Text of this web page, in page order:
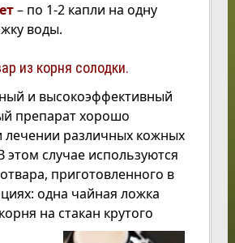
– по 1-2 капли на одну
воды.
из корня солодки.
и высокоэффективный
препарат хорошо
лечении различных кожных
этом случае используются
приготовленного в
одна чайная ложка
на стакан крутого